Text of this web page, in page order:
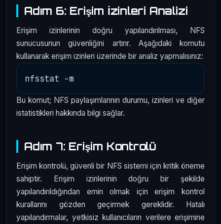
Adım 6: Erişim İzinleri Analizi
Erişim izinlerinin doğru yapılandırılması, NFS
sunucusunun güvenliğini artırır. Aşağıdaki komutu
kullanarak erişim izinleri üzerinde bir analiz yapmalısınız:
Bu komut; NFS paylaşımlarının durumu, izinleri ve diğer
istatistikleri hakkında bilgi sağlar.
Adım 7: Erişim Kontrolü
Erişim kontrolü, güvenli bir NFS sistemi için kritik öneme
sahiptir. Erişim izinlerinin doğru bir şekilde
yapılandırıldığından emin olmak için erişim kontrol
kurallarını gözden geçirmek gereklidir. Hatalı
yapılandırmalar, yetkisiz kullanıcıların verilere erişimine